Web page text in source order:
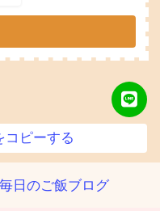
コピーする
毎日のご飯ブログ